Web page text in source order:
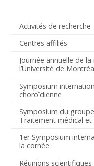
Activités de recherche
Centres affiliés
Journée annuelle de
l’Université de
Symposium
choroïdienne
Symposium du
Traitement médical et
1er Symposium
la cornée
Réunions